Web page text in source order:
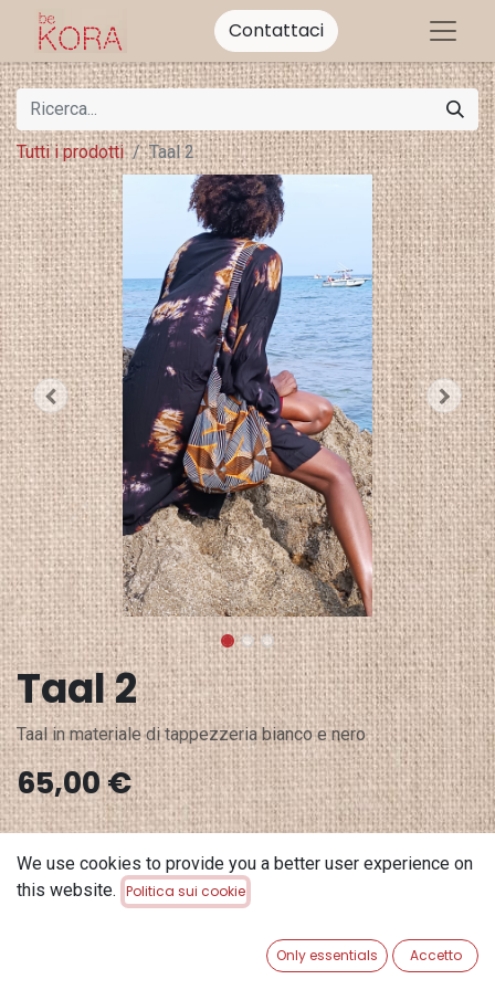
Contattaci
Tutti i prodotti Taal 2
Taal 2
Taal in materiale di tappezzeria bianco e nero
65,00€
Esaurito
Ricevi una notifica quando è di nuovo disponibile
We use cookies to provide you a better user experience on
this website. Politica sui cookie
Only essentials Accetto